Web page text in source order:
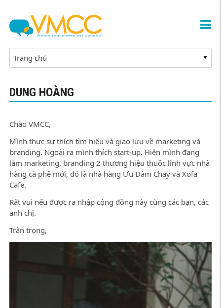
DUNG HOÀNG
Chào VMCC,
Mình thực sự thích tìm hiểu và giao lưu về marketing và
branding. Ngoài ra mình thích start-up. Hiện mình đang
làm marketing, branding 2 thương hiệu thuộc lĩnh vực nhà
hàng cà phê mới, đó là nhà hàng Ưu Đàm Chay và Xofa
Cafe.
Rất vui nếu được ra nhập cộng đồng này cùng các bạn, các
anh chị.
Trân trọng,